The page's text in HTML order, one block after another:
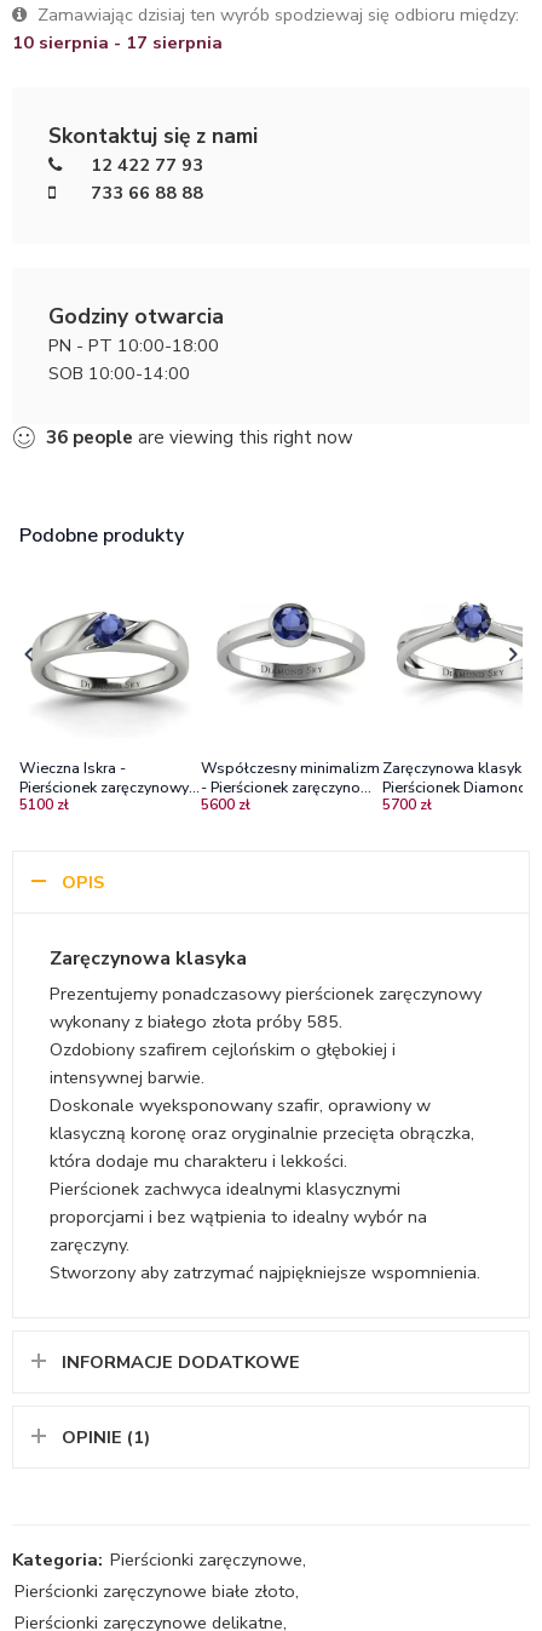
Zamawiając dzisiaj ten wyrób spodziewaj się odbioru między:
10 sierpnia - 17 sierpnia
Skontaktuj się z nami
12 422 77 93
733 66 88 88
Godziny otwarcia
PN - PT 10:00-18:00
SOB 10:00-14:00
36 people are viewing this right now
Podobne produkty
Wieczna Iskra -
Pierścionek zaręczynowy z
białego złota z szafirem
5100 zł
Współczesny minimalizm
- Pierścionek zaręczynowy
z białego złota z szafirem
5600 zł
Zaręczynowa klasyka -
Pierścionek Diamond
białe złoto, szafir
5700 zł
OPIS
Zaręczynowa klasyka
Prezentujemy ponadczasowy pierścionek zaręczynowy
wykonany z białego złota próby 585.
Ozdobiony szafirem cejlońskim o głębokiej i
intensywnej barwie.
Doskonale wyeksponowany szafir, oprawiony w
klasyczną koronę oraz oryginalnie przecięta obrączka,
która dodaje mu charakteru i lekkości.
Pierścionek zachwyca idealnymi klasycznymi
proporcjami i bez wątpienia to idealny wybór na
zaręczyny.
Stworzony aby zatrzymać najpiękniejsze wspomnienia.
INFORMACJE DODATKOWE
OPINIE (1)
Kategoria: Pierścionki zaręczynowe,
Pierścionki zaręczynowe białe złoto,
Pierścionki zaręczynowe delikatne,